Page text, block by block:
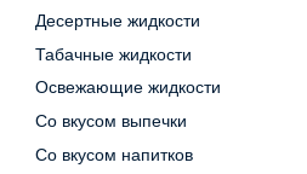
Капкейк
Каштан
Квас
Десертные жидкости
Табачные жидкости
Освежающие жидкости
Со вкусом выпечки
Со вкусом напитков